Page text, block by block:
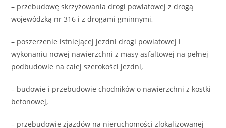
– przebudowę skrzyżowania drogi powiatowej z drogą
wojewódzką nr 316 i z drogami gminnymi,
– poszerzenie istniejącej jezdni drogi powiatowej i
wykonaniu nowej nawierzchni z masy asfaltowej na pełnej
podbudowie na całej szerokości jezdni,
– budowie i przebudowie chodników o nawierzchni z kostki
betonowej,
– przebudowie zjazdów na nieruchomości zlokalizowanej